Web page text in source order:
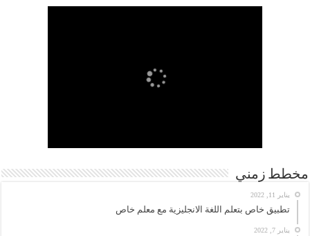
مخطط زمني
يناير 11, 2022
تطبيق خاص بتعلم اللغة الانجليزية مع معلم خاص
يناير 7, 2022